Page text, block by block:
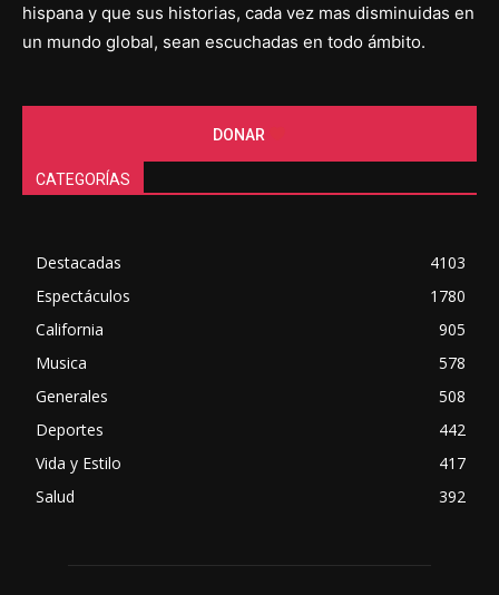
hispana y que sus historias, cada vez mas disminuidas en
un mundo global, sean escuchadas en todo ámbito.
DONAR
CATEGORÍAS
Destacadas
4103
Espectáculos
1780
California
905
Musica
578
Generales
508
Deportes
442
Vida y Estilo
417
Salud
392